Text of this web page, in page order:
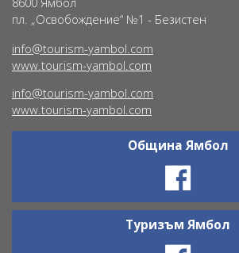
пл. „Освобождение“ №1 - Безистен
info@tourism-yambol.com
www.tourism-yambol.com
info@tourism-yambol.com
www.tourism-yambol.com
Община Ямбол
Ŝ
Туризъм Ямбол